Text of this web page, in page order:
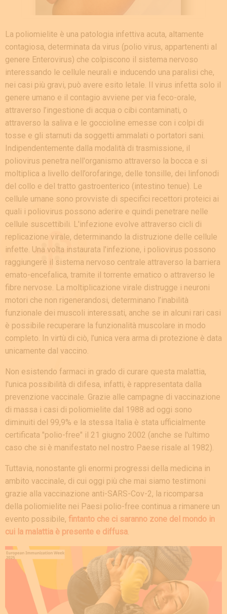
La poliomielite è una patologia infettiva acuta, altamente
contagiosa, determinata da virus (polio virus, appartenenti al
genere Enterovirus) che colpiscono il sistema nervoso
interessando le cellule neurali e inducendo una paralisi che,
nei casi più gravi, può avere esito letale. Il virus infetta solo il
genere umano e il contagio avviene per via feco-orale,
attraverso l’ingestione di acqua o cibi contaminati, o
attraverso la saliva e le goccioline emesse con i colpi di
tosse e gli starnuti da soggetti ammalati o portatori sani.
Indipendentemente dalla modalità di trasmissione, il
poliovirus penetra nell'organismo attraverso la bocca e si
moltiplica a livello dell’orofaringe, delle tonsille, dei linfonodi
del collo e del tratto gastroenterico (intestino tenue). Le
cellule umane sono provviste di specifici recettori proteici ai
quali i poliovirus possono aderire e quindi penetrare nelle
cellule suscettibili. L'infezione evolve attraverso cicli di
replicazione virale, determinando la distruzione delle cellule
infette. Una volta instaurata l'infezione, i poliovirus possono
raggiungere il sistema nervoso centrale attraverso la barriera
emato-encefalica, tramite il torrente ematico o attraverso le
fibre nervose. La moltiplicazione virale distrugge i neuroni
motori che non rigenerandosi, determinano l’inabilità
funzionale dei muscoli interessati, anche se in alcuni rari casi
è possibile recuperare la funzionalità muscolare in modo
completo. In virtù di ciò, l’unica vera arma di protezione è data
unicamente dal vaccino.
Non esistendo farmaci in grado di curare questa malattia,
l'unica possibilità di difesa, infatti, è rappresentata dalla
prevenzione vaccinale. Grazie alle campagne di vaccinazione
di massa i casi di poliomielite dal 1988 ad oggi sono
diminuiti del 99,9% e la stessa Italia è stata ufficialmente
certificata "polio-free" il 21 giugno 2002 (anche se l'ultimo
caso che si è manifestato nel nostro Paese risale al 1982).
Tuttavia, nonostante gli enormi progressi della medicina in
ambito vaccinale, di cui oggi più che mai siamo testimoni
grazie alla vaccinazione anti-SARS-Cov-2, la ricomparsa
della poliomielite nei Paesi polio-free continua a rimanere un
evento possibile, fintanto che ci saranno zone del mondo in
cui la malattia è presente e diffusa